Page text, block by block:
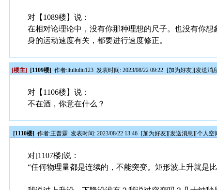
对【1089楼】说：
在相对论理论中，没有你那种理想的尺子。也没有你
身的运动速度有关，都要进行速度修正。
[楼主] [1109楼] 作者:liuliuliu123 发表时间: 2023/08/22 09:22 [加为好友][发送消
对【1106楼】说：
不在酒，你意在什么？
[1110楼] 作者:王普霖 发表时间: 2023/08/22 13:46 [加为好友][发送消息][个人空
对[1107楼]说：
“任何物理量都是连续的，不能突变。矩形波上升就是